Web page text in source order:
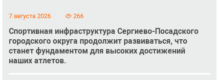
7 августа 2026 266
Спортивная инфраструктура Сергиево-Посадского
городского округа продолжит развиваться, что
станет фундаментом для высоких достижений
наших атлетов.